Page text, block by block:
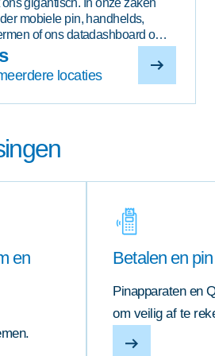
mobiele pin, handhelds,
of ons datadashboard om
te sturen op resultaat."
locaties
en
Betalen en pin
Pinapparaten en
om veilig af te